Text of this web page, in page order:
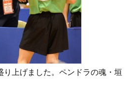
り上げました。ペンドラの魂・垣